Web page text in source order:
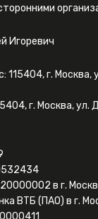
Игоревич
115404, г. Москва,
г. Москва, ул.
в г.
ВТБ (ПАО) в г.